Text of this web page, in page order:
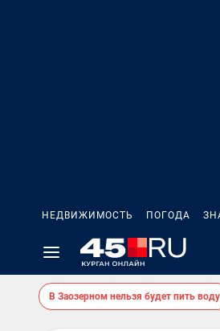
НЕДВИЖИМОСТЬ ПОГОДА
В Заозерном нельзя будет пить воду